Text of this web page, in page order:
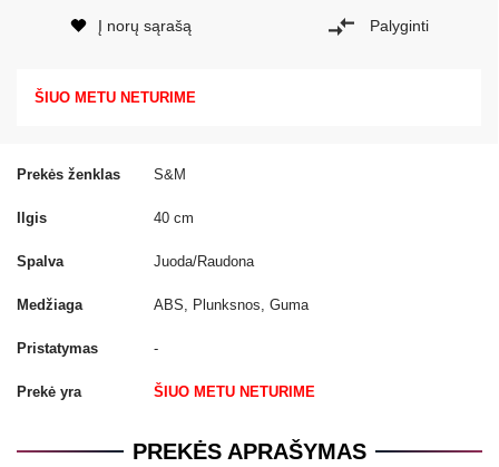
Prekės ženklas S&M
Ilgis 40 cm
Spalva Juoda/Raudona
Medžiaga ABS, Plunksnos, Guma
Pristatymas -
Prekė yra ŠIUO METU NETURIME
Į norų sąrašą Palyginti
ŠIUO METU NETURIME
PREKĖS APRAŠYMAS